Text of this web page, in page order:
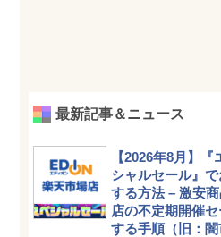
最新記事＆ニュース
【2026年8月】
シャルセール』
する方法 – 激安
店の不定期開催
する手順（旧：闇